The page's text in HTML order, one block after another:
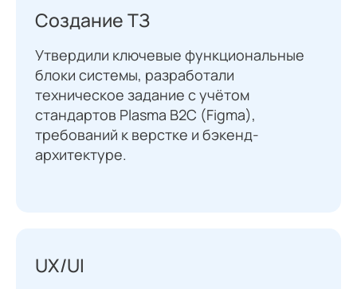
Создание ТЗ
Утвердили ключевые функциональные
блоки системы, разработали
техническое задание с учётом
стандартов Plasma B2C (Figma),
требований к верстке и бэкенд-
архитектуре.
UX/UI